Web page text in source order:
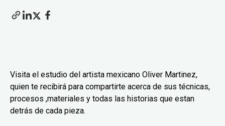
Visita el estudio del artista mexicano Oliver Martinez,
quien te recibirá para compartirte acerca de sus técnicas,
procesos ,materiales y todas las historias que estan
detrás de cada pieza.